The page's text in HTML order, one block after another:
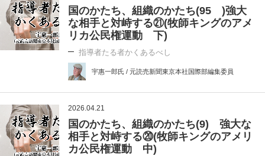
国のかたち、組織のかたち(95 )強大
な相手と対峙する㉑(牧師キングのアメ
リカ公民権運動 下)
指導者たる者かくあるべし
宇惠一郎氏 / 元読売新聞東京本社国際部編集委員
2026.04.21
国のかたち、組織のかたち(9) 強大な
相手と対峙する⑳(牧師キングのアメリ
カ公民権運動 中)